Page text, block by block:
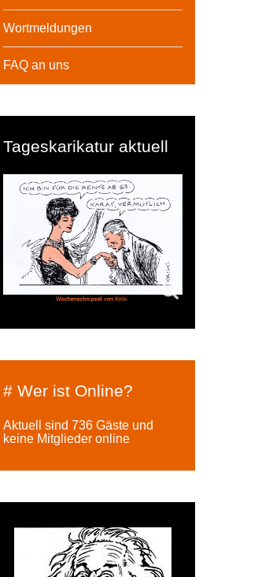
Wortmeldungen
FAQ an uns
Tageskarikatur aktuell
# Wer ist Online?
Aktuell sind 736 Gäste und
keine Mitglieder online